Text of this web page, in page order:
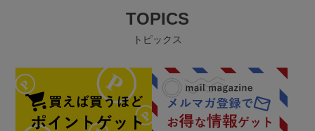
TOPICS
トピックス